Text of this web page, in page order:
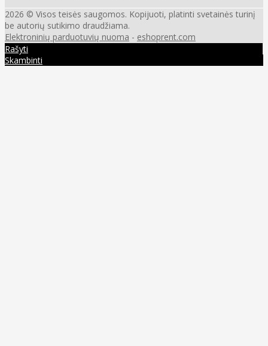
2026 © Visos teisės saugomos. Kopijuoti, platinti svetainės turinį
be autorių sutikimo draudžiama.
Elektroninių parduotuvių nuoma - eshoprent.com
Rašyti
Skambinti